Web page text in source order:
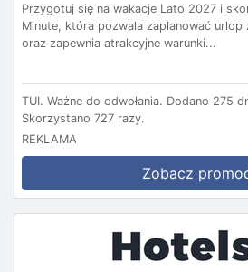
Przygotuj się na wakacje Lato 2027 i
Minute, która pozwala zaplanować urlop
oraz zapewnia atrakcyjne warunki...
TUI. Ważne do odwołania. Dodano 275
Skorzystano 727 razy.
REKLAMA
Zobacz